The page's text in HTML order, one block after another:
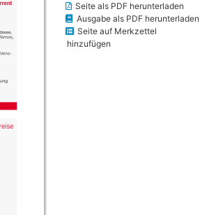
Seite als PDF herunterladen
Ausgabe als PDF herunterladen
Seite auf Merkzettel
hinzufügen